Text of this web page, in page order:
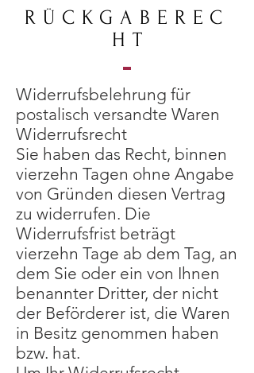
RÜCKGABEREC
H T
Widerrufsbelehrung für
postalisch versandte Waren
Widerrufsrecht
Sie haben das Recht, binnen
vierzehn Tagen ohne Angabe
von Gründen diesen Vertrag
zu widerrufen. Die
Widerrufsfrist beträgt
vierzehn Tage ab dem Tag, an
dem Sie oder ein von Ihnen
benannter Dritter, der nicht
der Beförderer ist, die Waren
in Besitz genommen haben
bzw. hat.